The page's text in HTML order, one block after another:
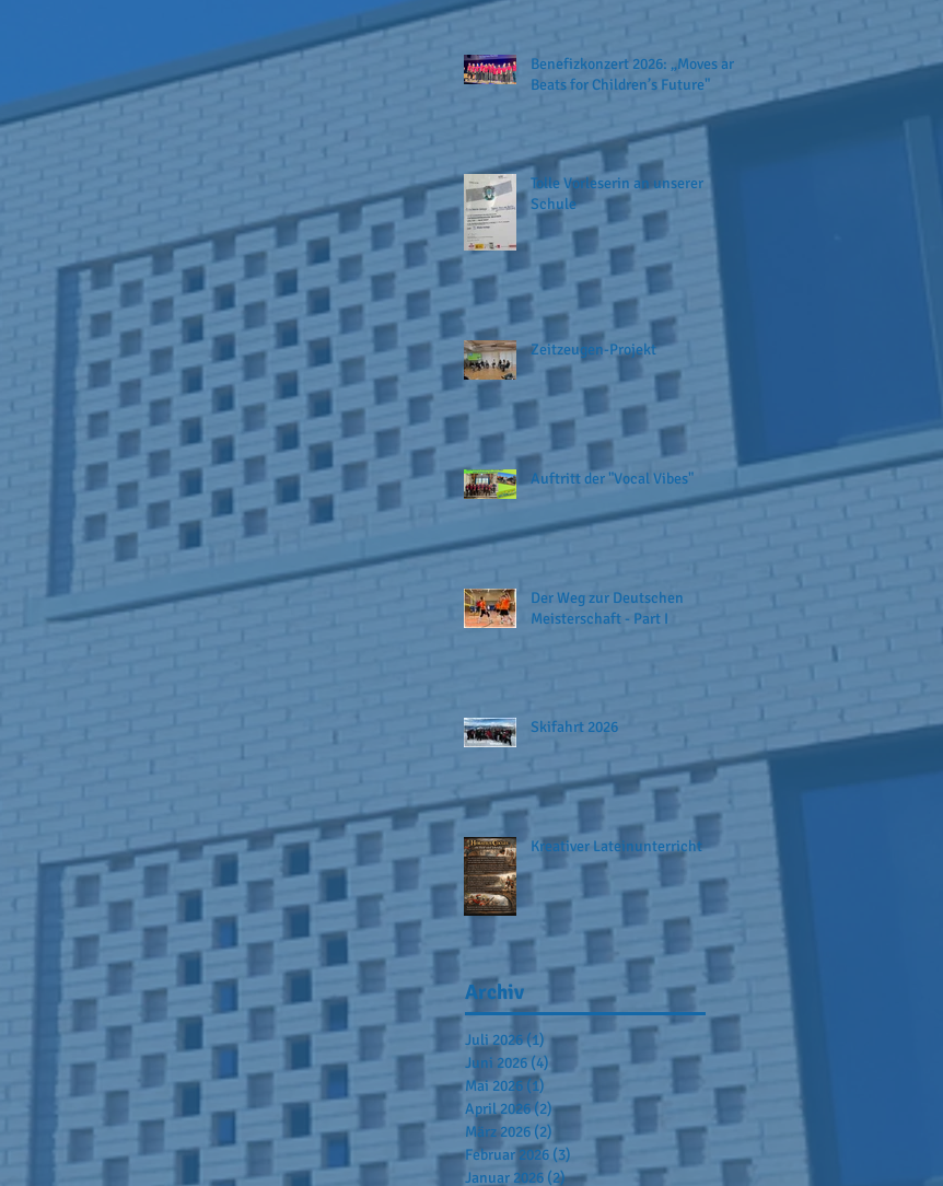
Benefizkonzert 2026: „Moves and
Beats for Children’s Future"
Tolle Vorleserin an unserer
Schule
Zeitzeugen-Projekt
Auftritt der "Vocal Vibes"
Der Weg zur Deutschen
Meisterschaft - Part I
Skifahrt 2026
Kreativer Lateinunterricht
Archiv
Juli 2026(1) 1 Beitrag
Juni 2026 (4) 4 Beiträge
Mai 2026 (1)
April 2026(2)2 Beiträge
März 2026 (2) 2 Beiträge
Februar 2026 (3)
Januar 2026 (2)2 Beiträge